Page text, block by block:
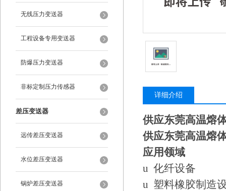
无线压力变送器
工程设备专用变送器
防爆压力变送器
非标定制压力传感器
差压变送器
远传差压变送器
水位差压变送器
锅炉差压变送器
详细介绍
供应东莞高温熔
供应东莞高温熔
应用领域
u 化纤设备
u 塑料橡胶制造